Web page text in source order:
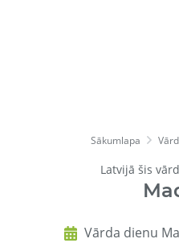
Sākumlapa
Latvijā šis
Vārda dienu